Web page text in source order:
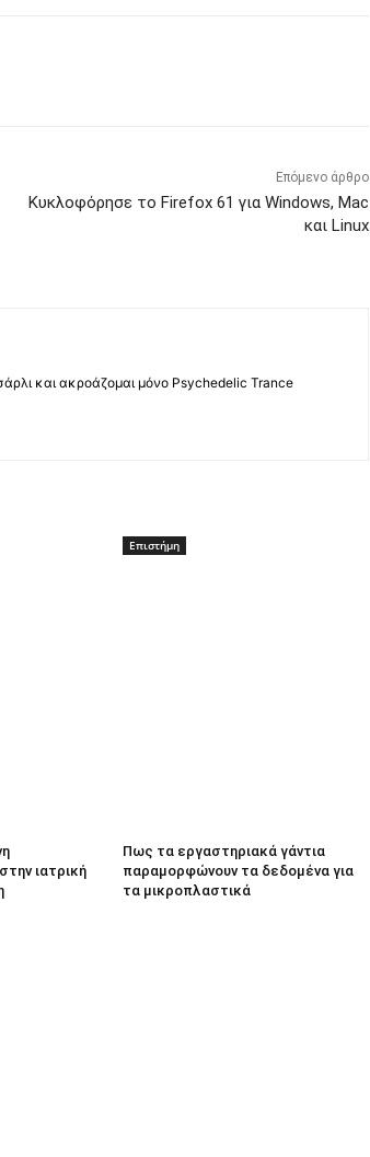
Επόμενο άρθρο
Κυκλοφόρησε το Firefox 61 για Windows, Mac
και Linux
και ακροάζομαι μόνο Psychedelic Trance
ιατρική
Επιστήμη
Πως τα εργαστηριακά γάντια
παραμορφώνουν τα δεδομένα για
τα μικροπλαστικά